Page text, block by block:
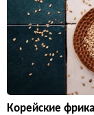
Корейские